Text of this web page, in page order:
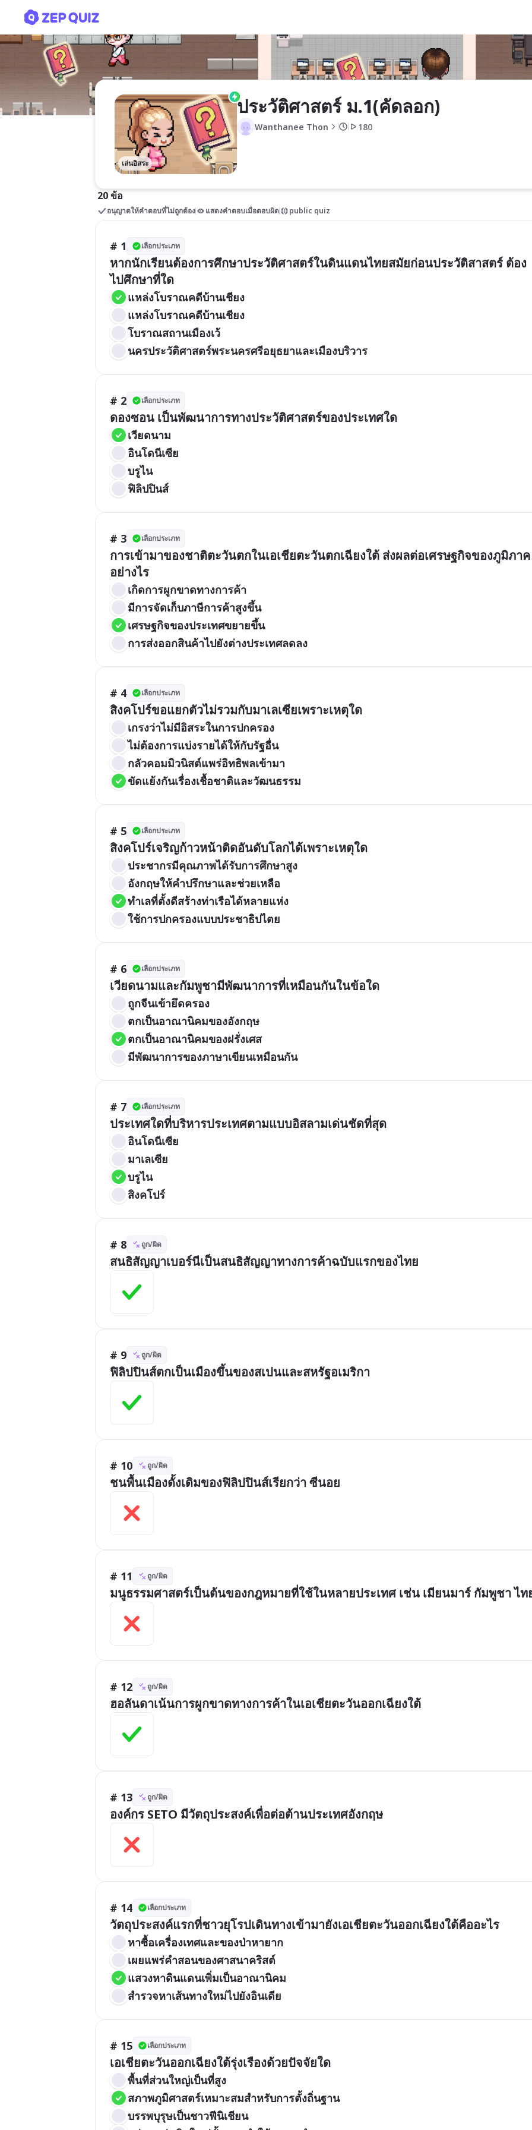
เล่นอิสระ
ประวัติศาสตร์ ม.1(คัดลอก)
Wanthanee Thon 180
20 ข้อ
อนุญาตให้คำตอบที่ไม่ถูกต้อง แสดงคำตอบเมื่อตอบผิด public quiz
# 1 เลือกประเภท
หากนักเรียนต้องการศึกษาประวัติศาสตร์ในดินแดนไทยสมัยก่อนประวัติสาสตร์ ต้อง
ไปศึกษาที่ใด
แหล่งโบราณคดีบ้านเชียง
แหล่งโบราณคดีบ้านเชียง
โบราณสถานเมืองเว้
นครประวัติศาสตร์พระนครศรีอยุธยาและเมืองบริวาร
# 2 เลือกประเภท
ดองซอน เป็นพัฒนาการทางประวัติศาสตร์ของประเทศใด
เวียดนาม
อินโดนีเซีย
บรูไน
ฟิลิปปินส์
# 3 เลือกประเภท
การเข้ามาของชาติตะวันตกในเอเชียตะวันตกเฉียงใต้ ส่งผลต่อเศรษฐกิจของภูมิภาค
อย่างไร
เกิดการผูกขาดทางการค้า
มีการจัดเก็บภาษีการค้าสูงขึ้น
เศรษฐกิจของประเทศขยายขึ้น
การส่งออกสินค้าไปยังต่างประเทศลดลง
# 4 เลือกประเภท
สิงคโปร์ขอแยกตัวไม่รวมกับมาเลเซียเพราะเหตุใด
เกรงว่าไม่มีอิสระในการปกครอง
ไม่ต้องการแบ่งรายได้ให้กับรัฐอื่น
กลัวคอมมิวนิสต์แพร่อิทธิพลเข้ามา
ขัดแย้งกันเรื่องเชื้อชาติและวัฒนธรรม
# 5 เลือกประเภท
สิงคโปร์เจริญก้าวหน้าติดอันดับโลกได้เพราะเหตุใด
ประชากรมีคุณภาพได้รับการศึกษาสูง
อังกฤษให้คำปรึกษาและช่วยเหลือ
ทำเลที่ตั้งดีสร้างท่าเรือได้หลายแห่ง
ใช้การปกครองแบบประชาธิปไตย
# 6 เลือกประเภท
เวียดนามและกัมพูชามีพัฒนาการที่เหมือนกันในข้อใด
ถูกจีนเข้ายึดครอง
ตกเป็นอาณานิคมของอังกฤษ
ตกเป็นอาณานิคมของฝรั่งเศส
มีพัฒนาการของภาษาเขียนเหมือนกัน
# 7 เลือกประเภท
ประเทศใดที่บริหารประเทศตามแบบอิสลามเด่นชัดที่สุด
อินโดนีเซีย
มาเลเซีย
บรูไน
สิงคโปร์
# 8 ถูก/ผิด
สนธิสัญญาเบอร์นีเป็นสนธิสัญญาทางการค้าฉบับแรกของไทย
# 9 ถูก/ผิด
ฟิลิปปินส์ตกเป็นเมืองขึ้นของสเปนและสหรัฐอเมริกา
# 10 ถูก/ผิด
ชนพื้นเมืองดั้งเดิมของฟิลิปปินส์เรียกว่า ซีนอย
# 11 ถูก/ผิด
มนูธรรมศาสตร์เป็นต้นของกฎหมายที่ใช้ในหลายประเทศ เช่น เมียนมาร์ กัมพูชา ไท
# 12 ถูก/ผิด
ฮอลันดาเน้นการผูกขาดทางการค้าในเอเชียตะวันออกเฉียงใต้
# 13 ถูก/ผิด
องค์กร SETO มีวัตถุประสงค์เพื่อต่อต้านประเทศอังกฤษ
# 14 เลือกประเภท
วัตถุประสงค์แรกที่ชาวยุโรปเดินทางเข้ามายังเอเชียตะวันออกเฉียงใต้คืออะไร
หาซื้อเครื่องเทศและของป่าหายาก
เผยแพร่คำสอนของศาสนาคริสต์
แสวงหาดินแดนเพิ่มเป็นอาณานิคม
สำรวจหาเส้นทางใหม่ไปยังอินเดีย
# 15 เลือกประเภท
เอเชียตะวันออกเฉียงใต้รุ่งเรืองด้วยปัจจัยใด
พื้นที่ส่วนใหญ่เป็นที่สูง
สภาพภูมิศาสตร์เหมาะสมสำหรับการตั้งถิ่นฐาน
บรรพบุรุษเป็นชาวฟีนิเชียน